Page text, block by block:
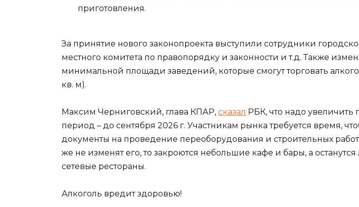
приготовления.
За принятие нового законопроекта выступили сотрудники
местного комитета по правопорядку и законности и т.д. Также
минимальной площади заведений, которые смогут торговать
кв. м).
Максим Черниговский, глава КПАР, сказал РБК, что надо увеличить
период – до сентября 2026 г. Участникам рынка требуется время,
документы на проведение переоборудования и строительных
же не изменят его, то закроются небольшие кафе и бары, а
сетевые рестораны.
Алкоголь вредит здоровью!